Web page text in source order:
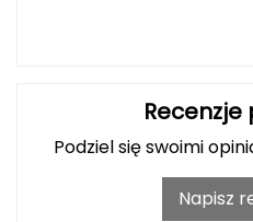
Podziel się swoimi
Napisz